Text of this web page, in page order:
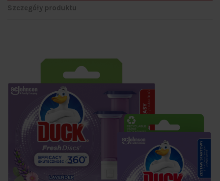
Szczegóły produktu